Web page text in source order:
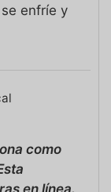
enfríe y